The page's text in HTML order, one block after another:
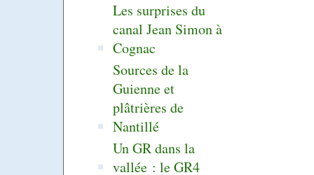
Les surprises du
canal Jean Simon à
Cognac
Sources de la
Guienne et
plâtrières de
Nantillé
Un GR dans la
vallée : le GR4